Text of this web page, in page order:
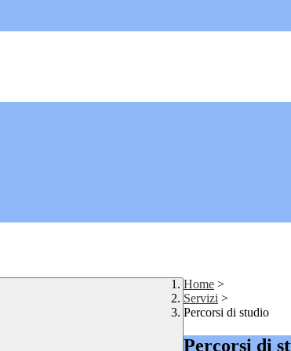
Home >
Servizi >
Percorsi di studio
Percorsi di